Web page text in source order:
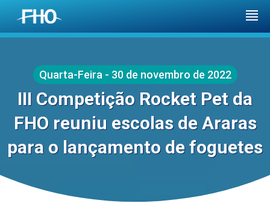
Quarta-Feira - 30 de novembro de 2022
III Competição Rocket Pet da
FHO reuniu escolas de Araras
para o lançamento de foguetes